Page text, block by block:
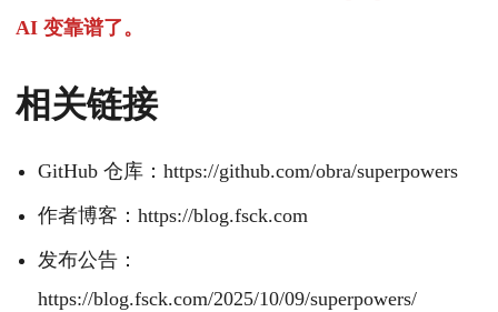
AI 变靠谱了。
相关链接
GitHub 仓库：https://github.com/obra/superpowers
作者博客：https://blog.fsck.com
发布公告：
https://blog.fsck.com/2025/10/09/superpowers/